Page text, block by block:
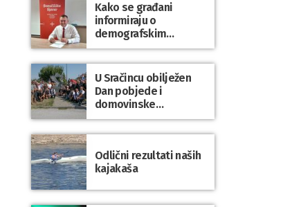
Kako se građani
informiraju o
demografskim
mjerama? Sudjelujte u
istraživanju!
U Sračincu obilježen
Dan pobjede i
domovinske
zahvalnosti te Dan
hrvatskih branitelja
Odlični rezultati naših
kajakaša